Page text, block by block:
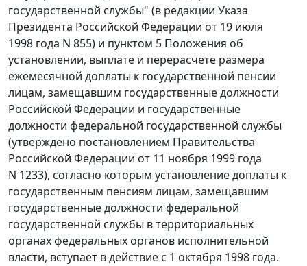
государственной службы" (в редакции Указа
Президента Российской Федерации от 19 июля
1998 года N 855) и пунктом 5 Положения об
установлении, выплате и перерасчете размера
ежемесячной доплаты к государственной пенсии
лицам, замещавшим государственные должности
Российской Федерации и государственные
должности федеральной государственной службы
(утверждено постановлением Правительства
Российской Федерации от 11 ноября 1999 года
N 1233), согласно которым установление доплаты к
государственным пенсиям лицам, замещавшим
государственные должности федеральной
государственной службы в территориальных
органах федеральных органов исполнительной
власти, вступает в действие с 1 октября 1998 года.